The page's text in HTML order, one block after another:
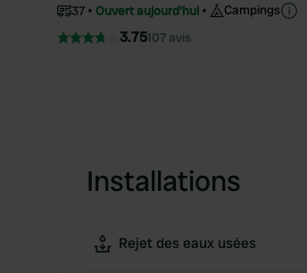
37 Ouvert aujourd'hui Campings
3.75107 avis
Installations
Rejet des eaux usées